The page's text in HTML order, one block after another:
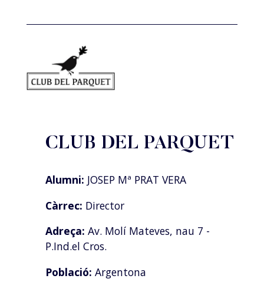
CLUB DEL PARQUET
Alumni: JOSEP Mª PRAT VERA
Càrrec: Director
Adreça: Av. Molí Mateves, nau 7 -
P.Ind.el Cros.
Població: Argentona